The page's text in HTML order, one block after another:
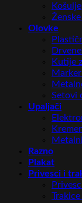
Košulje
Olovke
Kutije
Setovi
Upaljači
Razno
Plakat
Privesci i